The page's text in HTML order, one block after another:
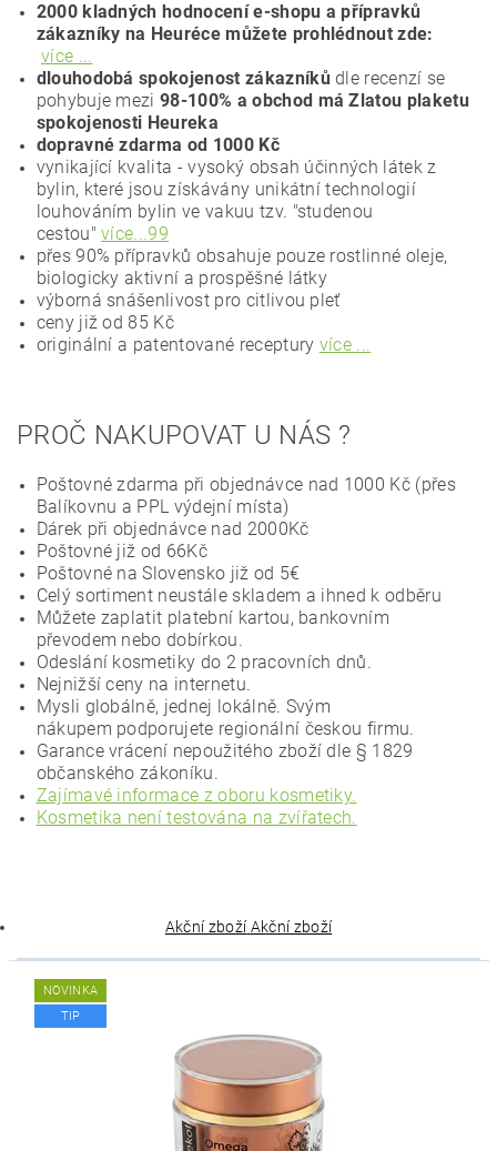
2000 kladných hodnocení e-shopu a přípravků
zákazníky na Heuréce můžete prohlédnout zde:
více ...
dlouhodobá spokojenost zákazníkůdle recenzí se
pohybuje mezi98-100% a obchod má Zlatou plaketu
spokojenosti Heureka
dopravné zdarma od 1000 Kč
vynikající kvalita - vysoký obsah účinných látek z
bylin, které jsou získávány unikátní technologií
louhováním bylin ve vakuu tzv. "studenou
cestou"více...99
přes 90% přípravků obsahuje pouze rostlinné oleje,
biologicky aktivní a prospěšné látky
výborná snášenlivost pro citlivou pleť
ceny již od 85 Kč
originální a patentované receptury více ...
PROČ NAKUPOVAT U NÁS ?
Poštovné zdarma při objednávce nad 1000 Kč (přes
Balíkovnu a PPL výdejní místa)
Dárek při objednávce nad 2000Kč
Poštovné již od 66Kč
Poštovné na Slovensko již od 5€
Celý sortiment neustále skladem a ihned k odběru
Můžete zaplatit platební kartou, bankovním
převodem nebo dobírkou.
Odeslání kosmetiky do 2 pracovních dnů.
Nejnižší ceny na internetu.
Mysli globálně, jednej lokálně. Svým
nákupem podporujete regionální českou firmu.
Garance vrácení nepoužitého zboží dle § 1829
občanského zákoníku.
Zajímavé informace z oboru kosmetiky.
Kosmetika není testována na zvířatech.
Akční zboží Akční zboží
NOVINKA
TIP